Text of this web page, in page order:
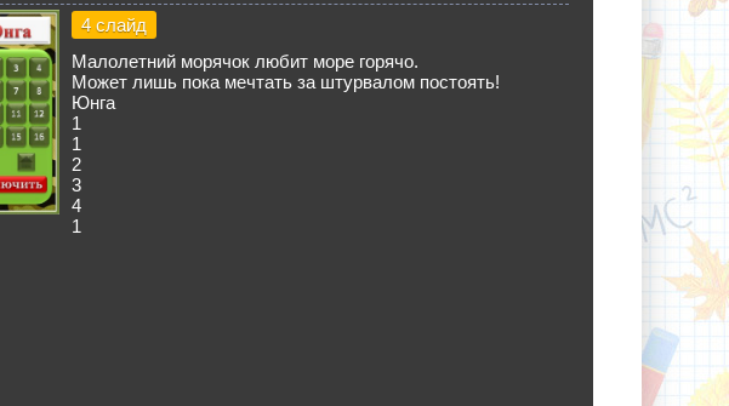
4 слайд
Малолетний морячок любит море горячо.
Может лишь пока мечтать за штурвалом постоять!
Юнга
1
1
2
3
4
1